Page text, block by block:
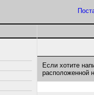
Если хотите
расположенной